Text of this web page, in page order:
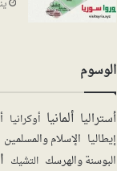
الوسوم
أستراليا ألمانيا أوكرانيا
إيطاليا الإسلام والمسلمين
البوسنة والهرسك التشيك